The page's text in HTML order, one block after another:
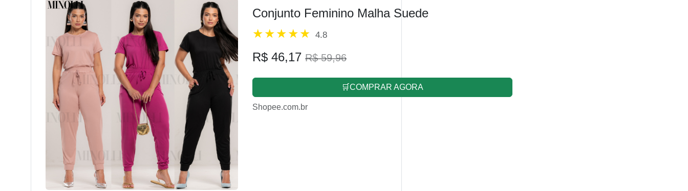
Conjunto Feminino Malha Suede
4.8
R$ 46,17 R$ 59,96
🛒COMPRAR AGORA
Shopee.com.br